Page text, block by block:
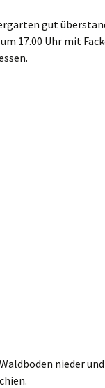
gut
17.00 Uhr mit
nieder